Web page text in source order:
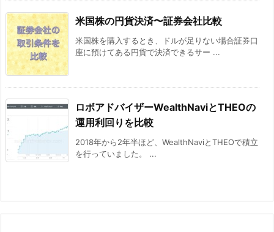
米国株の円貨決済〜証券会社比較
米国株を購入するとき、ドルが足りない場合証券口
座に預けてある円貨で決済できるサー ...
ロボアドバイザーWealthNaviとTHEOの
運用利回りを比較
2018年から2年半ほど、WealthNaviとTHEOで積立
を行っていました。 ...